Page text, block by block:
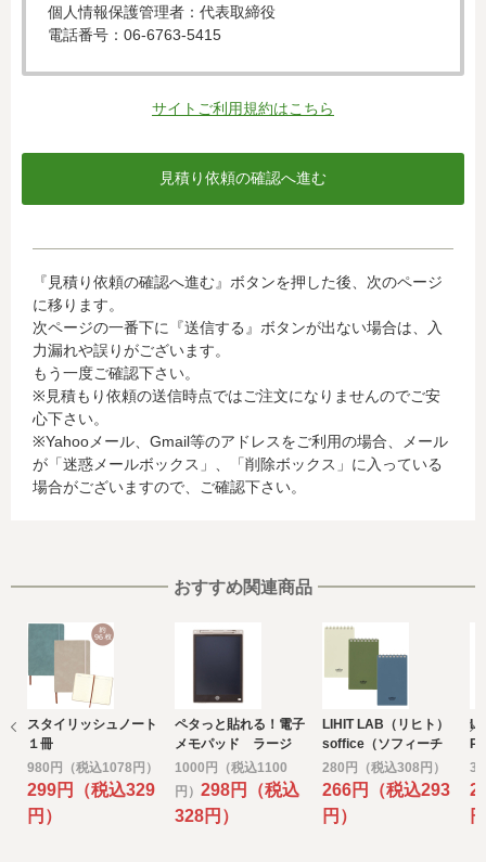
個人情報保護管理者：代表取締役
電話番号：06-6763-5415
c) 個人情報の利用目的
入力された個人情報は、お見積り依頼への対応のために利
d) 個人情報の第三者提供について
当社がお客様から収集した以下の個人情報等は、カード発
行会社が行う不正利用検知・防止のために、お客様が利用
されているカード発行会社へ提供させていただきます。(氏
名、電話番号、email アドレス、インターネット利用環境
に関する情報等)
お客様が利用されているカード発行会社が外国にある場
合、これらの情報は当該発行会社が所属する国に移転され
る場合があります。当社では、お客様から収集した情報か
らは、ご利用のカード発行会社及び当該会社が所在する国
を特定することができないため、以下の個人情報保護措置
・発行会社の個人情報保護の措置
なお、個人情報保護委員会のホームページ
(https://www.ppc.go.jp/)では、各国における個人情報保護
制度に関する情報について掲載されています。
お客様が未成年の場合、親権者または後見人の承諾を得た
上で、本サービスを利用するものとします。
e) 個人情報の取扱いの委託について
取得した個人情報の取扱いの全部又は、一部を委託するこ
とがあります。
その場合には、当社において最善の考慮を行います。
サイトご利用規約はこちら
『見積り依頼の確認へ進む』ボタンを押した後、次のページ
に移ります。
次ページの一番下に『送信する』ボタンが出ない場合は、入
力漏れや誤りがございます。
もう一度ご確認下さい。
※見積もり依頼の送信時点ではご注文になりませんのでご安
心下さい。
※Yahooメール、Gmail等のアドレスをご利用の場合、メール
が「迷惑メールボックス」、「削除ボックス」に入っている
場合がございますので、ご確認下さい。
おすすめ関連商品
スタイリッシュノート
１冊
980円（税込1078円）
299円（税込329
円）
ペタっと貼れる！電子
メモパッド ラージ
1000円（税込1100
円） 298円（税込
328円）
LIHIT LAB（リヒト）
soffice（ソフィーチ
ェ） メモサイズ 8
穴 方眼罫
280円（税込308円）
266円（税込293
円）
ト